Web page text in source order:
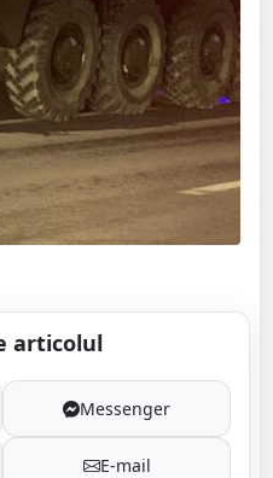
articolul
Messenger
E-mail